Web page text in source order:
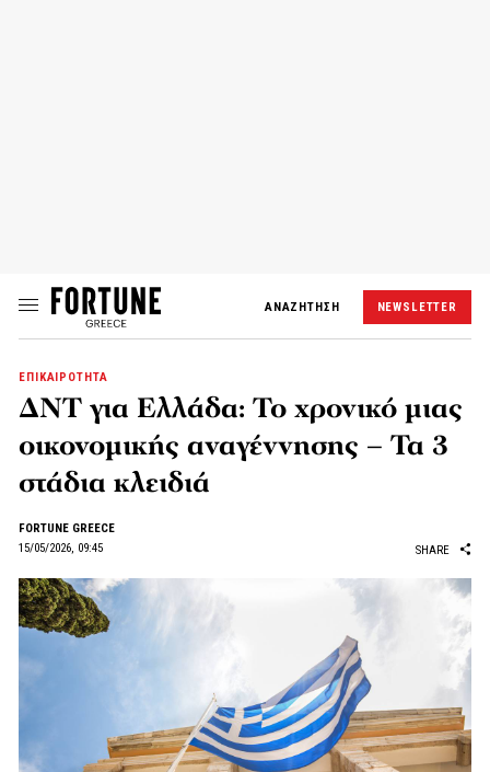
ΑΝΑΖΗΤΗΣΗ NEWSLETTER
ΕΠΙΚΑΙΡΟΤΗΤΑ
ΔΝΤ για Ελλάδα: Το χρονικό μιας
οικονομικής αναγέννησης – Τα 3
στάδια κλειδιά
FORTUNE GREECE
15/05/2026, 09:45
SHARE